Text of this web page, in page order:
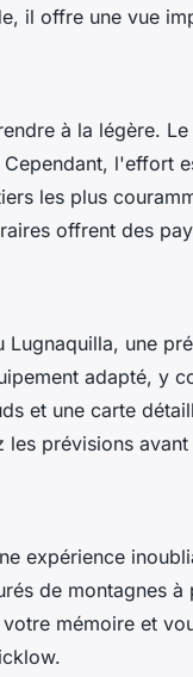
il offre une vue
à la légère.
l'effort
les plus
offrent des
une
adapté, y
et une carte
prévisions
expérience
de montagnes à
mémoire et